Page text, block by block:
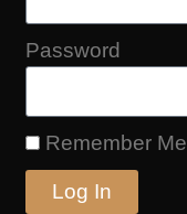
Password
Remember Me
Log In